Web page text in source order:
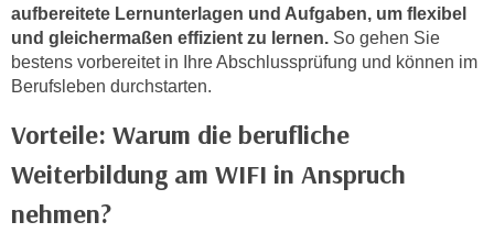
aufbereitete Lernunterlagen und Aufgaben, um flexibel
und gleichermaßen effizient zu lernen. So gehen Sie
bestens vorbereitet in Ihre Abschlussprüfung und können im
Berufsleben durchstarten.
Vorteile: Warum die berufliche
Weiterbildung am WIFI in Anspruch
nehmen?
n
n
e
r
d
e
D